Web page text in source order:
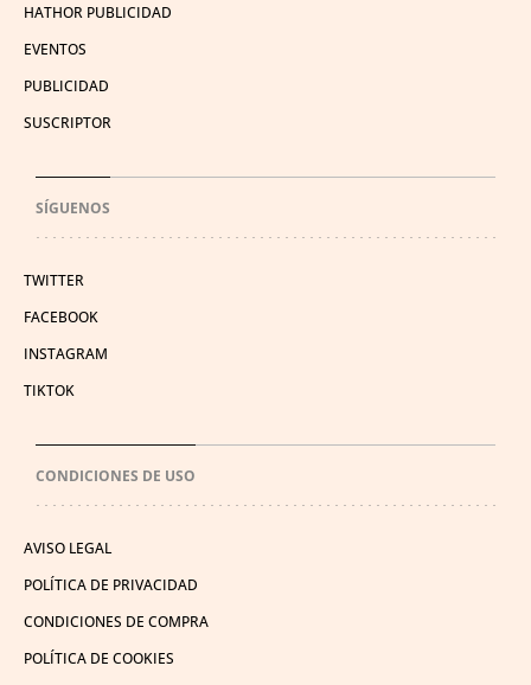
HATHOR PUBLICIDAD
EVENTOS
PUBLICIDAD
SUSCRIPTOR
SÍGUENOS
TWITTER
FACEBOOK
INSTAGRAM
TIKTOK
CONDICIONES DE USO
AVISO LEGAL
POLÍTICA DE PRIVACIDAD
CONDICIONES DE COMPRA
POLÍTICA DE COOKIES